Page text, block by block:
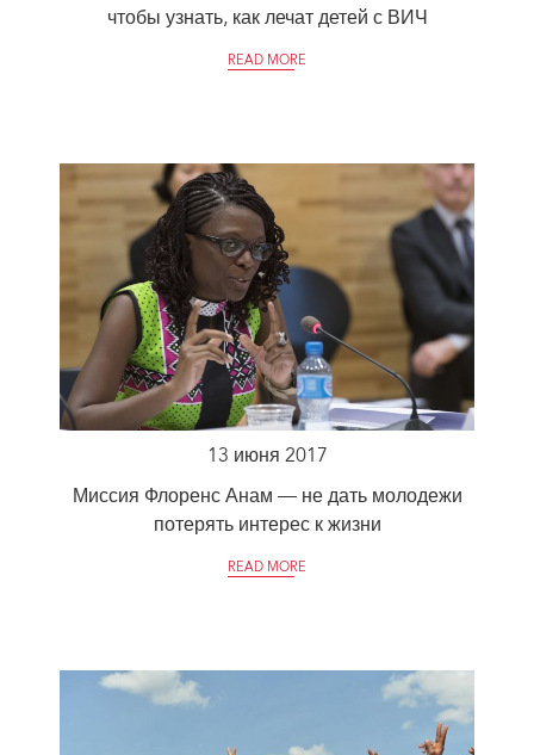
чтобы узнать, как лечат детей с ВИЧ
READ MORE
13 июня 2017
Миссия Флоренс Анам — не дать молодежи
потерять интерес к жизни
READ MORE